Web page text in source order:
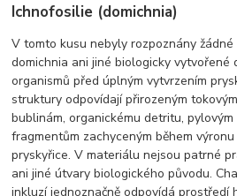
Ichnofosilie (domichnia)
V tomto kusu nebyly rozpoznány
domichnia ani jiné biologicky vytvořené
organismů před úplným vytvrzením
struktury odpovídají přirozeným
bublinám, organickému detritu,
fragmentům zachyceným během
pryskyřice. V materiálu nejsou patrné
ani jiné útvary biologického původu.
inkluzí jednoznačně odpovídá prostředí